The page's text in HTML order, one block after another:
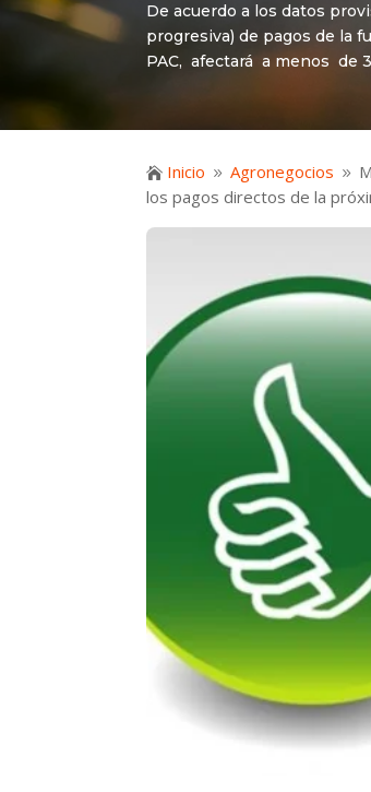
De acuerdo a los datos
progresiva) de pagos de la
PAC, afectará a menos de
 Inicio 9 Agronegocios 9
los pagos directos de la